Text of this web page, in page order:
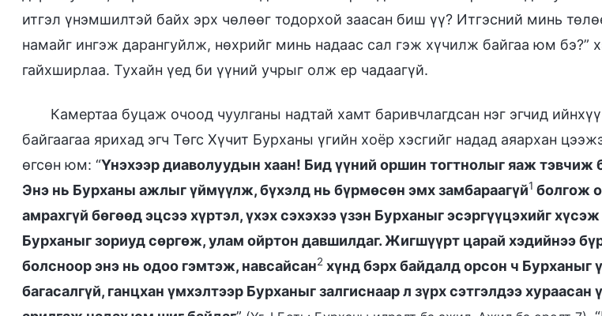
итгэл үнэмшилтэй байх эрх чөлөөг тодорхой заасан биш үү? Итгэсний минь
намайг ингэж дарангуйлж, нөхрийг минь надаас сал гэж хүчилж байгаа юм бэ?”
гайхширлаа. Тухайн үед би үүний учрыг олж ер чадаагүй.
Камертаа буцаж очоод чуулганы надтай хамт баривчлагдсан нэг эгчид
байгаагаа ярихад эгч Төгс Хүчит Бурханы үгийн хоёр хэсгийг надад аяархан
өгсөн юм: “Үнэхээр диаволуудын хаан! Бид үүний оршин тогтнолыг яаж тэвчиж
Энэ нь Бурханы ажлыг үймүүлж, бүхэлд нь бүрмөсөн эмх замбараагүй1 болгож
амрахгүй бөгөөд эцсээ хүртэл, үхэх сэхэхээ үзэн Бурханыг эсэргүүцэхийг
Бурханыг зориуд сөргөж, улам ойртон давшилдаг. Жигшүүрт царай хэдийнээ
болсноор энэ нь одоо гэмтэж, навсайсан2 хүнд бэрх байдалд орсон ч Бурханыг
багасалгүй, ганцхан үмхэлтээр Бурханыг залгиснаар л зүрх сэтгэлдээ хураасан